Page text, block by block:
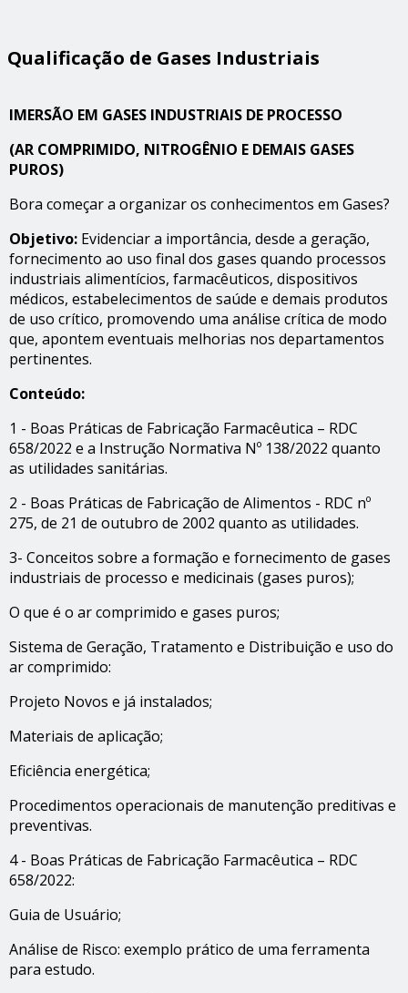
Qualificação de Gases Industriais
IMERSÃO EM GASES INDUSTRIAIS DE PROCESSO
(AR COMPRIMIDO, NITROGÊNIO E DEMAIS GASES
PUROS)
Bora começar a organizar os conhecimentos em Gases?
Objetivo: Evidenciar a importância, desde a geração,
fornecimento ao uso final dos gases quando processos
industriais alimentícios, farmacêuticos, dispositivos
médicos, estabelecimentos de saúde e demais produtos
de uso crítico, promovendo uma análise crítica de modo
que, apontem eventuais melhorias nos departamentos
pertinentes.
Conteúdo:
1 - Boas Práticas de Fabricação Farmacêutica – RDC
658/2022 e a Instrução Normativa Nº 138/2022 quanto
as utilidades sanitárias.
2 - Boas Práticas de Fabricação de Alimentos - RDC nº
275, de 21 de outubro de 2002 quanto as utilidades.
3- Conceitos sobre a formação e fornecimento de gases
industriais de processo e medicinais (gases puros);
O que é o ar comprimido e gases puros;
Sistema de Geração, Tratamento e Distribuição e uso do
ar comprimido:
Projeto Novos e já instalados;
Materiais de aplicação;
Eficiência energética;
Procedimentos operacionais de manutenção preditivas e
preventivas.
4 - Boas Práticas de Fabricação Farmacêutica – RDC
658/2022:
Guia de Usuário;
Análise de Risco: exemplo prático de uma ferramenta
para estudo.